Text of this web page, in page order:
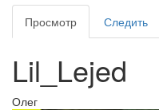
Главные
вкладки
Просмотр (активная
вкладка)
Следить
Lil_Lejed
Олег